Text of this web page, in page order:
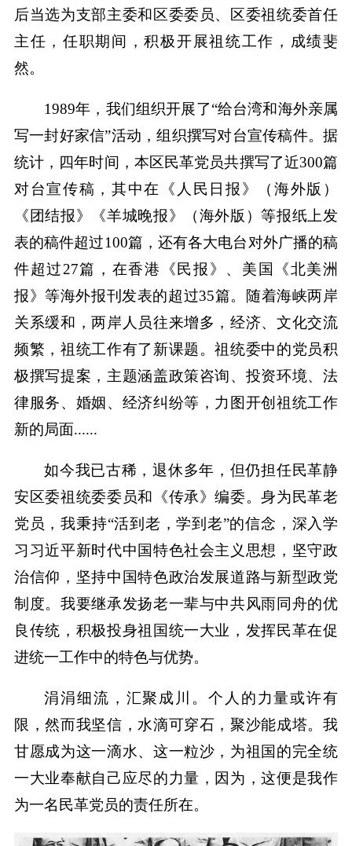
后当选为支部主委和区委委员、区委祖统委首任
主任，任职期间，积极开展祖统工作，成绩斐
然。
1989年，我们组织开展了“给台湾和海外亲属
写一封好家信”活动，组织撰写对台宣传稿件。据
统计，四年时间，本区民革党员共撰写了近300篇
对台宣传稿，其中在《人民日报》（海外版）
《团结报》《羊城晚报》（海外版）等报纸上发
表的稿件超过100篇，还有各大电台对外广播的稿
件超过27篇，在香港《民报》、美国《北美洲
报》等海外报刊发表的超过35篇。随着海峡两岸
关系缓和，两岸人员往来增多，经济、文化交流
频繁，祖统工作有了新课题。祖统委中的党员积
极撰写提案，主题涵盖政策咨询、投资环境、法
律服务、婚姻、经济纠纷等，力图开创祖统工作
新的局面......
如今我已古稀，退休多年，但仍担任民革静
安区委祖统委委员和《传承》编委。身为民革老
党员，我秉持“活到老，学到老”的信念，深入学
习习近平新时代中国特色社会主义思想，坚守政
治信仰，坚持中国特色政治发展道路与新型政党
制度。我要继承发扬老一辈与中共风雨同舟的优
良传统，积极投身祖国统一大业，发挥民革在促
进统一工作中的特色与优势。
涓涓细流，汇聚成川。个人的力量或许有
限，然而我坚信，水滴可穿石，聚沙能成塔。我
甘愿成为这一滴水、这一粒沙，为祖国的完全统
一大业奉献自己应尽的力量，因为，这便是我作
为一名民革党员的责任所在。